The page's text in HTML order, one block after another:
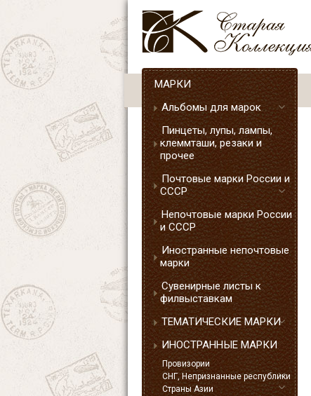
МАРКИ
Альбомы для марок
Пинцеты, лупы, лампы,
клеммташи, резаки и
прочее
Почтовые марки России и
СССР
Непочтовые марки России
и СССР
Иностранные непочтовые
марки
Сувенирные листы к
филвыставкам
ТЕМАТИЧЕСКИЕ МАРКИ
ИНОСТРАННЫЕ МАРКИ
Провизории
СНГ, Непризнанные республики
Страны Азии